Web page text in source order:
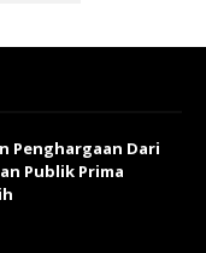
Penghargaan Dari
Publik Prima